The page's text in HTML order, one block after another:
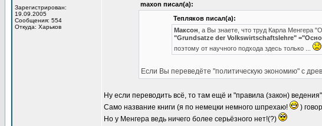
Зарегистрирован:
19.09.2005
Сообщения: 554
Откуда: Харьков
maxon писал(а):
Тепляков писал(а):
Максон , а Вы знаете, что труд Карла Менгера
"Grundsatze der Volkswirtschaftslehre"
поэтому от научного подхода здесь только ...
Если Вы переведёте "политическую экономию" с
Ну если переводить всё, то там ещё и "правила (закон)
Само название книги (я по немецки немного шпрехаю!
)
Но у Менгера ведь ничего более серьёзного нет!(?)